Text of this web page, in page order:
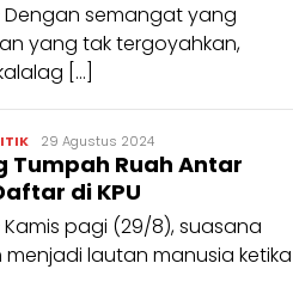
Dengan semangat yang
yang tak tergoyahkan,
[…]
admin
29 Agustus 2024
Tumpah Ruah Antar
di KPU
Kamis pagi (29/8), suasana
lautan manusia ketika